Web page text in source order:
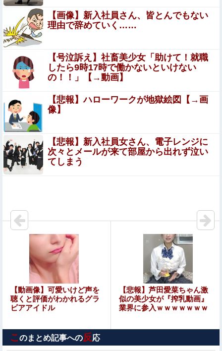
切った妻に絶望し惨劇へ←スリルを求めた浮気の末路がエ
グすぎる
裏垢女子のお○ぱいってこんなにエ□いのか！？素人のなま
なましい乳房…乳首がエ□過ぎる自撮りエ□画像
【画像】安心系短大女子ｗｗｗｗｗｗｗｗ
ミッチーこと及川光博さん、56歳で再婚→新しい命まで授
かるｗｗｗｗｗ
【動画】これはお見事。中国重慶市で珍しい事故が撮影さ
れる。
【動画】 これはひどい…右折禁止なのに軽自動車が突
如右折し路面電車と衝突→乗ってた三人組が車を捨て
逃走ｗｗｗｗｗｗ
ジャンポケ斎藤と代理人のやりとり、「地獄すぎて完全に
ン何者…？」⇒ 話題の動画がコレ
【動画】 昔のドラマのレ●プシーン、今見るとアウトすぎ
るｗｗｗｗｗｗｗｗｗ
元EXILE・黒木啓司、妻・宮崎麗果被告へのDV事案で逮
捕されていた 宮崎は全身打撲、頭部裂傷及び打撲、頸部
損傷の怪我
【朗報画像】現役JKママ、とんでもない事になってしま
うｗｗｗｗｗｗｗｗｗｗｗｗ 【Pickup07091604】
「俺の事好きだよね？」と頻繁に確認してくる旦那がうざ
【画像】新入社員さん、皆とんでもない
理由で辞めていく……
【号泣訴え】社畜美少女「助けて！就職
したら9時17時で働かないといけない
の！！」【→動画】
【悲報】ハローワークが地獄絵図【→画
像】
【悲報】新入社員女さん、電子レンジに
次々とメールが来て部屋から出れず泣い
てしまう
【動画像】可愛いけど声を
聴くと評価がわかれるグラ
ビアアイドル
【悲報】芦田愛菜ちゃん激
似の美少女が『搾乳動画』
業界に参入ｗｗｗｗｗｗｗ
こ のまとめ記事への反応